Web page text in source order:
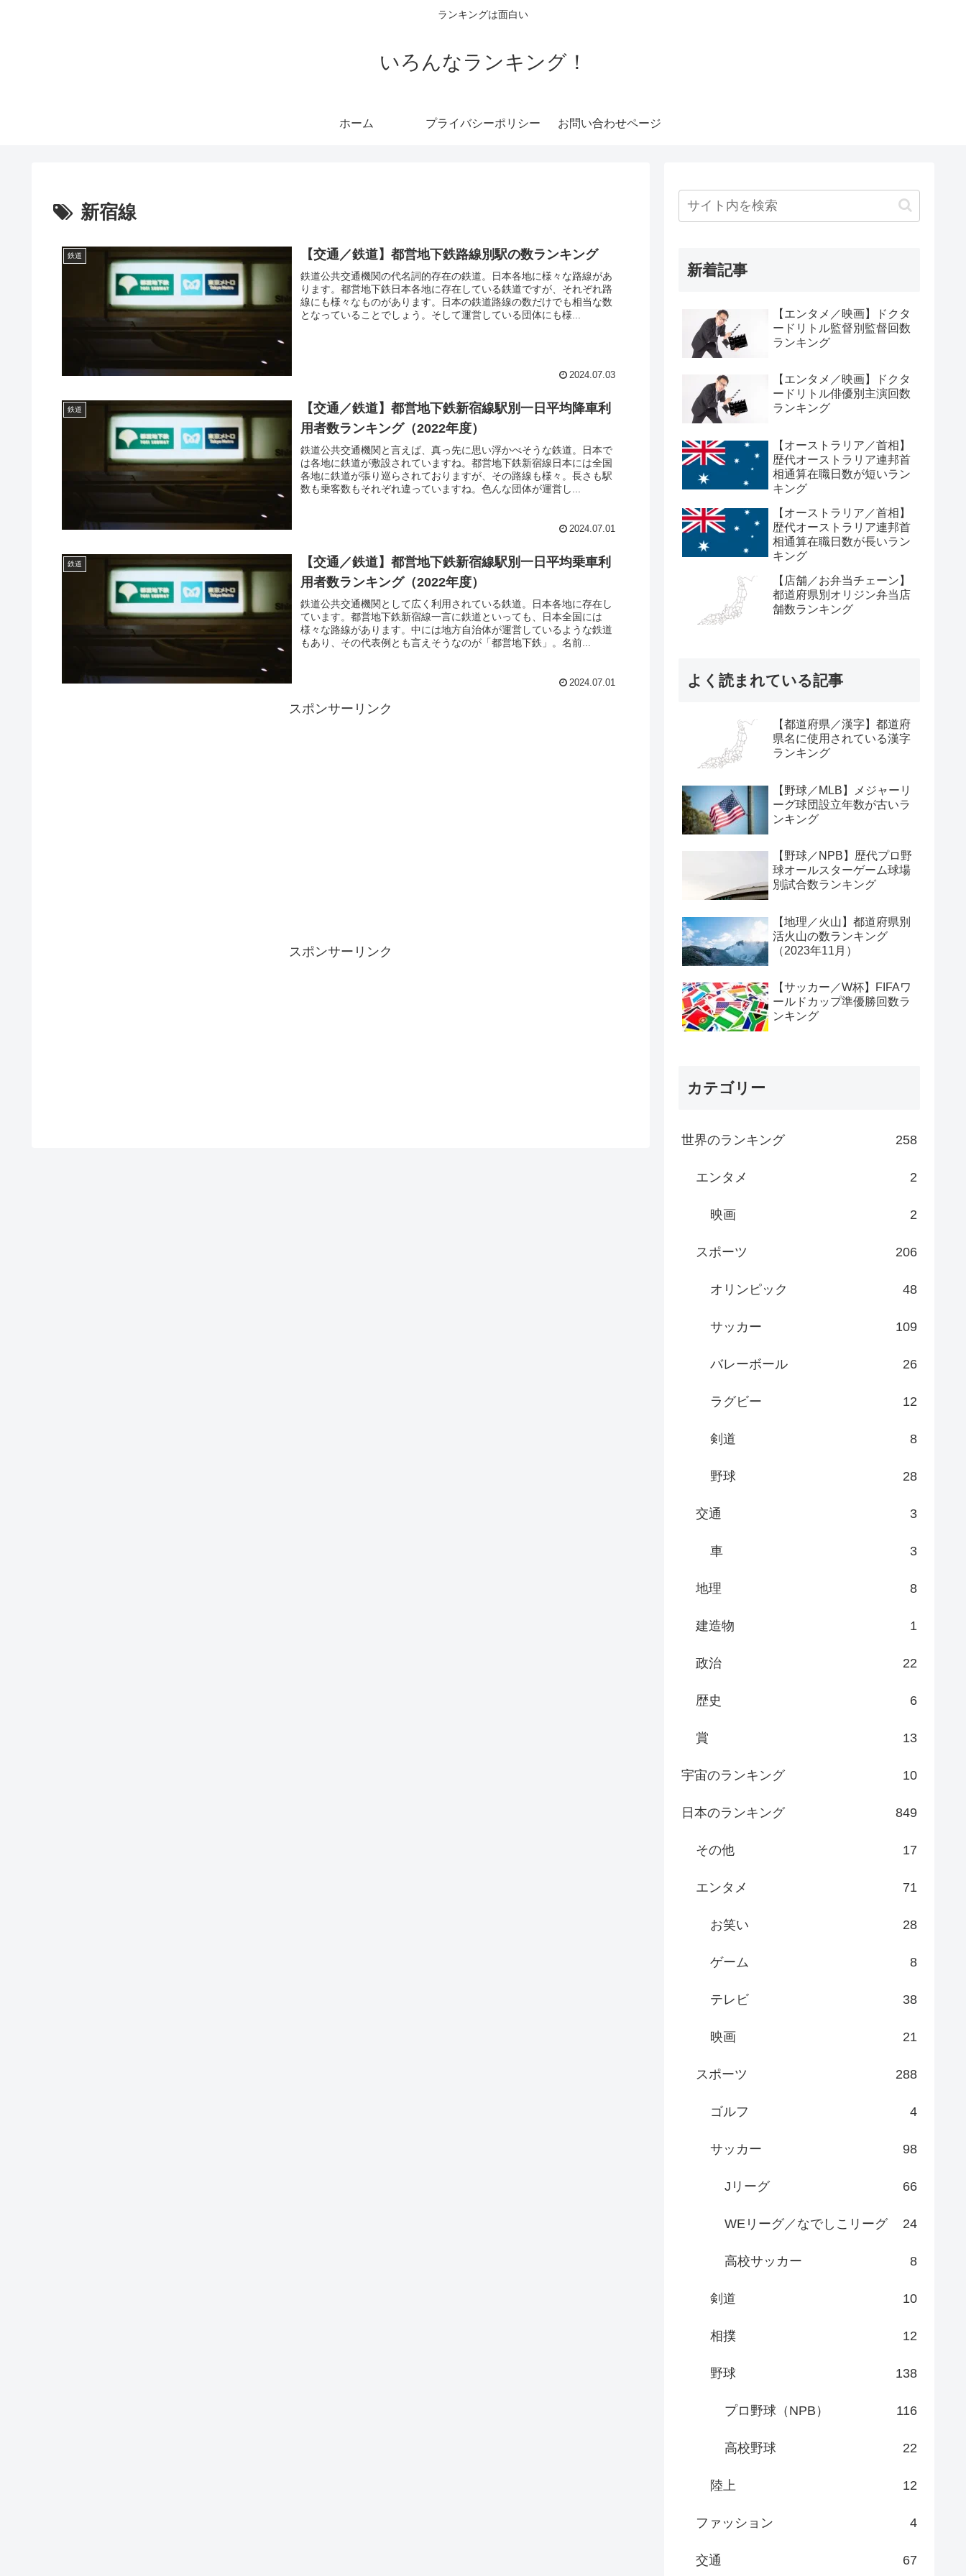
ランキングは面白い
いろんなランキング！
ホーム プライバシーポリシー お問い合わせページ
新宿線
鉄道 【交通／鉄道】都営地下鉄路線別駅の数ランキング
鉄道公共交通機関の代名詞的存在の鉄道。日本各地に様々な路線があ
ります。都営地下鉄日本各地に存在している鉄道ですが、それぞれ路
線にも様々なものがあります。日本の鉄道路線の数だけでも相当な数
となっていることでしょう。そして運営している団体にも様...
2024.07.03
鉄道
【交通／鉄道】都営地下鉄新宿線駅別一日平均降車利
用者数ランキング（2022年度）
鉄道公共交通機関と言えば、真っ先に思い浮かべそうな鉄道。日本で
は各地に鉄道が敷設されていますね。都営地下鉄新宿線日本には全国
各地に鉄道が張り巡らされておりますが、その路線も様々。長さも駅
数も乗客数もそれぞれ違っていますね。色んな団体が運営し...
2024.07.01
鉄道
【交通／鉄道】都営地下鉄新宿線駅別一日平均乗車利
用者数ランキング（2022年度）
鉄道公共交通機関として広く利用されている鉄道。日本各地に存在し
ています。都営地下鉄新宿線一言に鉄道といっても、日本全国には
様々な路線があります。中には地方自治体が運営しているような鉄道
もあり、その代表例とも言えそうなのが「都営地下鉄」。名前...
2024.07.01
スポンサーリンク
スポンサーリンク
新着記事
【エンタメ／映画】ドクタ
ードリトル監督別監督回数
ランキング
【エンタメ／映画】ドクタ
ードリトル俳優別主演回数
ランキング
【オーストラリア／首相】
歴代オーストラリア連邦首
相通算在職日数が短いラン
キング
【オーストラリア／首相】
歴代オーストラリア連邦首
相通算在職日数が長いラン
キング
【店舗／お弁当チェーン】
都道府県別オリジン弁当店
舗数ランキング
よく読まれている記事
【都道府県／漢字】都道府
県名に使用されている漢字
ランキング
【野球／MLB】メジャーリ
ーグ球団設立年数が古いラ
ンキング
【野球／NPB】歴代プロ野
球オールスターゲーム球場
別試合数ランキング
【地理／火山】都道府県別
活火山の数ランキング
（2023年11月）
【サッカー／W杯】FIFAワ
ールドカップ準優勝回数ラ
ンキング
カテゴリー
世界のランキング 258
エンタメ 2
映画 2
スポーツ 206
オリンピック 48
サッカー 109
バレーボール 26
ラグビー 12
剣道 8
野球 28
交通 3
車 3
地理 8
建造物 1
政治 22
歴史 6
賞 13
宇宙のランキング 10
日本のランキング 849
その他 17
エンタメ 71
お笑い 28
ゲーム 8
テレビ 38
映画 21
スポーツ 288
ゴルフ 4
サッカー 98
Jリーグ 66
WEリーグ／なでしこリーグ 24
高校サッカー 8
剣道 10
相撲 12
野球 138
プロ野球（NPB） 116
高校野球 22
陸上 12
ファッション 4
交通 67